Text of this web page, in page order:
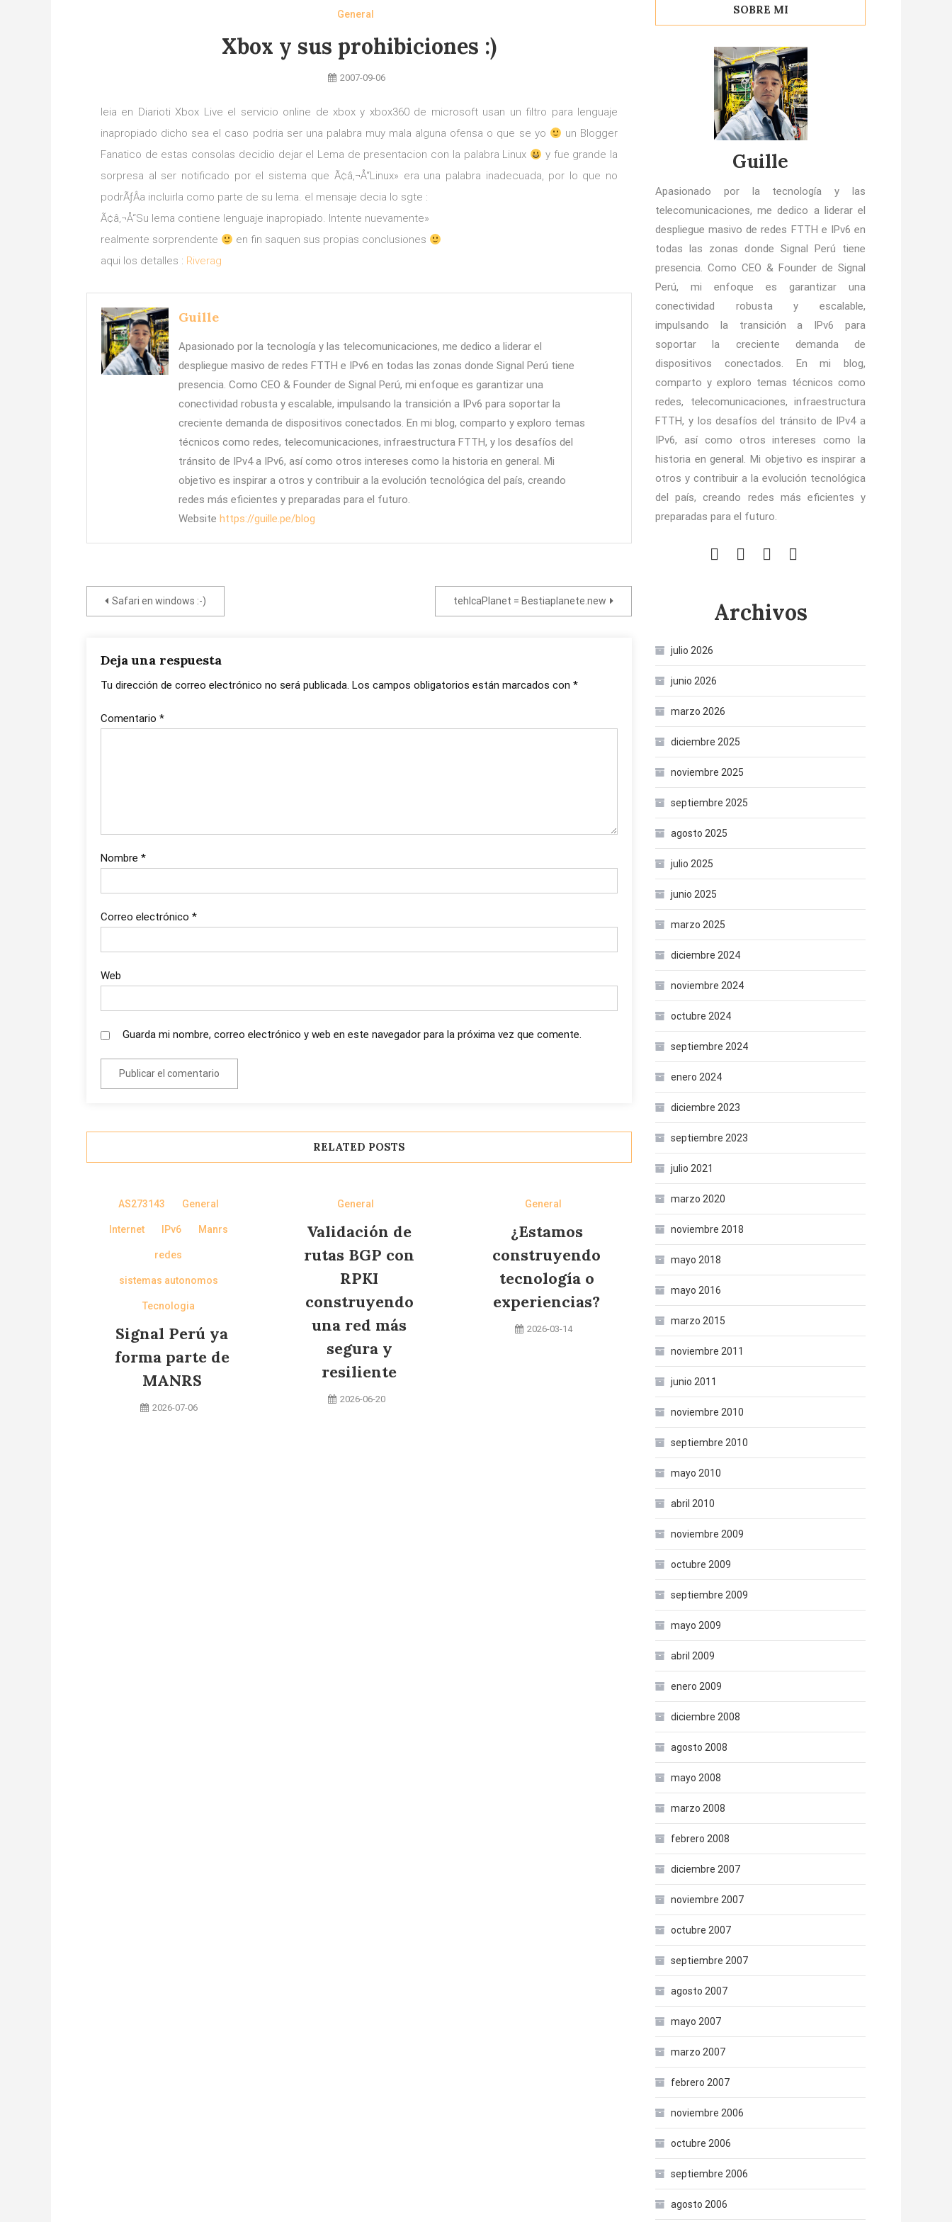
General
Xbox y sus prohibiciones :)
2007-09-06
leia en Diarioti Xbox Live el servicio online de xbox y xbox360 de microsoft usan un filtro para lenguaje
inapropiado dicho sea el caso podria ser una palabra muy mala alguna ofensa o que se yo
un Blogger
Fanatico de estas consolas decidio dejar el Lema de presentacion con la palabra Linux
y fue grande la
sorpresa al ser notificado por el sistema que Ã¢â‚¬Å“Linux» era una palabra inadecuada, por lo que no
podrÃƒÂ­a incluirla como parte de su lema. el mensaje decia lo sgte :
Ã¢â‚¬Å“Su lema contiene lenguaje inapropiado. Intente nuevamente»
realmente sorprendente
en fin saquen sus propias conclusiones
aqui los detalles : Riverag
Guille
Apasionado por la tecnología y las telecomunicaciones, me dedico a liderar el
despliegue masivo de redes FTTH e IPv6 en todas las zonas donde Signal Perú tiene
presencia. Como CEO & Founder de Signal Perú, mi enfoque es garantizar una
conectividad robusta y escalable, impulsando la transición a IPv6 para soportar la
creciente demanda de dispositivos conectados. En mi blog, comparto y exploro temas
técnicos como redes, telecomunicaciones, infraestructura FTTH, y los desafíos del
tránsito de IPv4 a IPv6, así como otros intereses como la historia en general. Mi
objetivo es inspirar a otros y contribuir a la evolución tecnológica del país, creando
redes más eficientes y preparadas para el futuro.
Website https://guille.pe/blog
Navegación
entradas
Safari en windows :-) tehIcaPlanet = Bestiaplanete.new
Deja una respuesta
Tu dirección de correo electrónico no será publicada. Los campos obligatorios están marcados con *
Comentario *
Nombre *
Correo electrónico *
Web
Guarda mi nombre, correo electrónico y web en este navegador para la próxima vez que comente.
RELATED POSTS
AS273143 General
Internet IPv6 Manrs
redes
sistemas autonomos
Tecnologia
Signal Perú ya
forma parte de
MANRS
2026-07-06
General
Validación de
rutas BGP con
RPKI
construyendo
una red más
segura y
resiliente
2026-06-20
General
¿Estamos
construyendo
tecnología o
experiencias?
2026-03-14
SOBRE MI
Guille
Apasionado por la tecnología y las
telecomunicaciones, me dedico a liderar el
despliegue masivo de redes FTTH e IPv6 en
todas las zonas donde Signal Perú tiene
presencia. Como CEO & Founder de Signal
Perú, mi enfoque es garantizar una
conectividad robusta y escalable,
impulsando la transición a IPv6 para
soportar la creciente demanda de
dispositivos conectados. En mi blog,
comparto y exploro temas técnicos como
redes, telecomunicaciones, infraestructura
FTTH, y los desafíos del tránsito de IPv4 a
IPv6, así como otros intereses como la
historia en general. Mi objetivo es inspirar a
otros y contribuir a la evolución tecnológica
del país, creando redes más eficientes y
preparadas para el futuro.
Archivos
julio 2026
junio 2026
marzo 2026
diciembre 2025
noviembre 2025
septiembre 2025
agosto 2025
julio 2025
junio 2025
marzo 2025
diciembre 2024
noviembre 2024
octubre 2024
septiembre 2024
enero 2024
diciembre 2023
septiembre 2023
julio 2021
marzo 2020
noviembre 2018
mayo 2018
mayo 2016
marzo 2015
noviembre 2011
junio 2011
noviembre 2010
septiembre 2010
mayo 2010
abril 2010
noviembre 2009
octubre 2009
septiembre 2009
mayo 2009
abril 2009
enero 2009
diciembre 2008
agosto 2008
mayo 2008
marzo 2008
febrero 2008
diciembre 2007
noviembre 2007
octubre 2007
septiembre 2007
agosto 2007
mayo 2007
marzo 2007
febrero 2007
noviembre 2006
octubre 2006
septiembre 2006
agosto 2006